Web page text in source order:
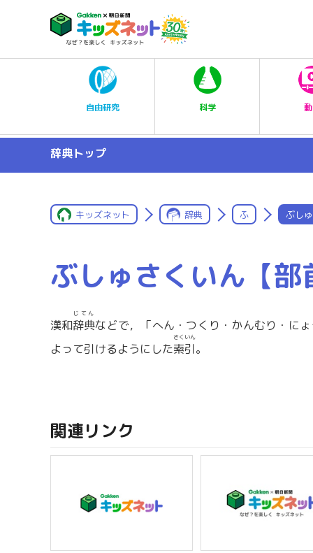
自由研究 科学
辞典トップ
キッズネット 辞典 ふ ぶし
ぶしゅさくいん【部
漢和辞典
じてん
などで，「へん・つくり・かんむり・に
よって引けるようにした索引
さくいん
。
関連リンク